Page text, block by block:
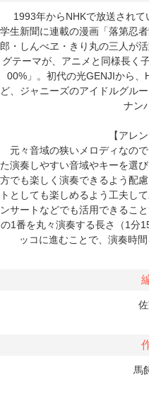
1993年からNHKで放送されて
学生新聞に連載の漫画「落第忍
郎・しんべヱ・きり丸の三人が
グテーマが、アニメと同様長く
00%」。初代の光GENJIから
ど、ジャニーズのアイドルグル
ナン
【アレ
元々音域の狭いメロディなの
た演奏しやすい音域やキーを選
方でも楽しく演奏できるよう配
トとしても楽しめるよう工夫し
ンサートなどでも活用できるこ
の1番を丸々演奏する長さ（1分
ッコに進むことで、演奏時
馬